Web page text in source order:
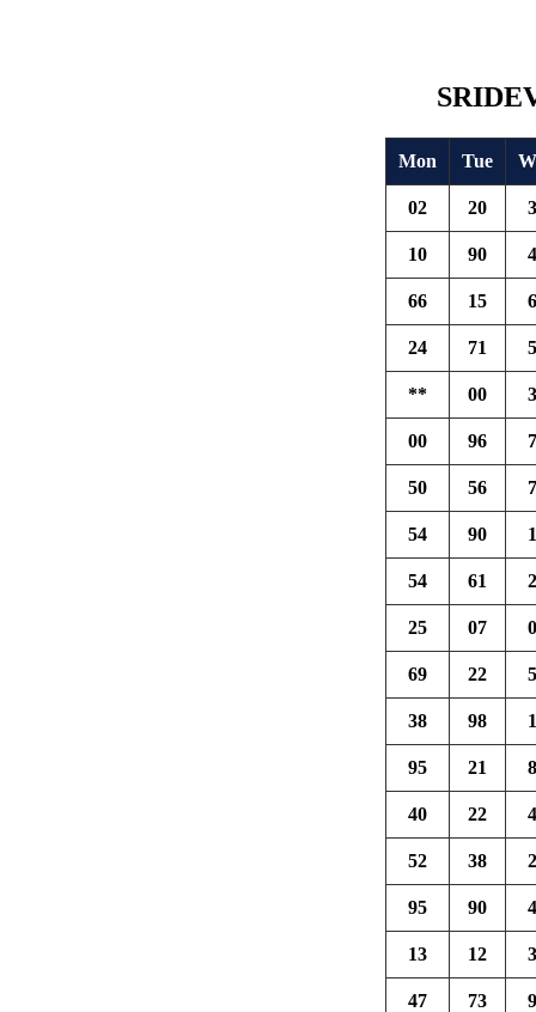
Mon Tue
02 20
10 90
66 15
24 71
** 00
00 96
50 56
54 90
54 61
25 07
69 22
38 98
95 21
40 22
52 38
95 90
13 12
47 73